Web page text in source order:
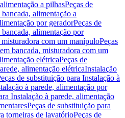
a pilhasPeças de
alimentação a
por geradorPeças de
alimentação por
com um manípuloPeças
bancada, misturadora com um
elétricaPeças de
alimentação elétricaInstalação
de substituição para Instalação à
à parede, alimentação por
Instalação à parede, alimentação
Peças de substituição para
torneiras de lavatórioPeças de